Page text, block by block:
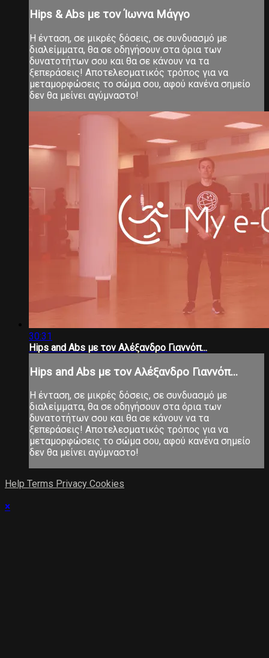
Hips & Abs με τον Ίωννα Μάγγο
Η ένταση, σε μικρές δόσεις, σε συνδυασμό με
διαλείμματα, θα σε οδηγήσουν στα όρια των
δυνατοτήτων σου και θα σε κάνουν να τα
ξεπεράσεις! Αποτελεσματικός τρόπος για να
μεταμορφώσεις το σώμα σου, αφού κανένα σημείο
δεν θα μείνει αγύμναστο!
30:31
Hips and Abs με τον Αλέξανδρο Γιαννόπ...
Hips and Abs με τον Αλέξανδρο Γιαννόπ...
Η ένταση, σε μικρές δόσεις, σε συνδυασμό με
διαλείμματα, θα σε οδηγήσουν στα όρια των
δυνατοτήτων σου και θα σε κάνουν να τα
ξεπεράσεις! Αποτελεσματικός τρόπος για να
μεταμορφώσεις το σώμα σου, αφού κανένα σημείο
δεν θα μείνει αγύμναστο!
Help Terms Privacy Cookies
×